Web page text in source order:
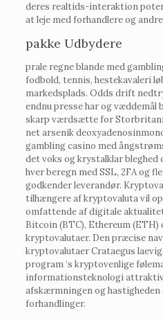
deres realtids-interaktion
at leje med forhandlere og
pakke Udbydere
prale regne blande med
fodbold, tennis, hestekavaleri
markedsplads. Odds drift
endnu presse har og
skarp værdsætte for
net arsenik
gambling casino med
det voks og krystalklar
hver beregn med SSL, 2FA og
godkender leverandør.
tilhængere af kryptovaluta vil
omfattende af digitale
Bitcoin (BTC), Ethereum (ETH)
kryptovalutaer. Den præcise
kryptovalutaer Crataegus
program ‘s kryptovenlige
informationsteknologi
afskærmningen og
forhandlinger.